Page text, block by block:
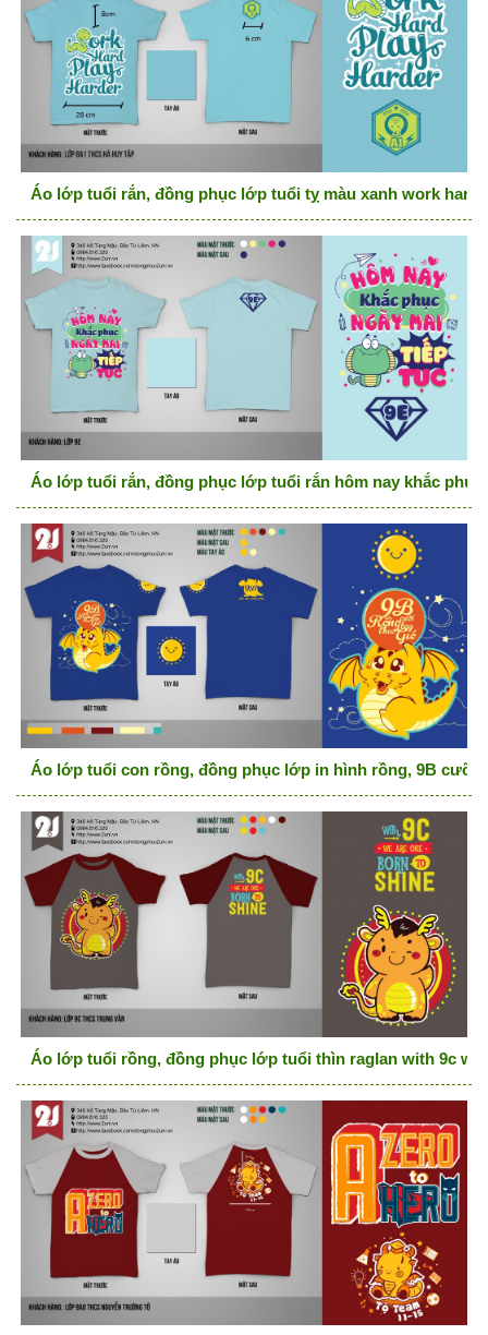
Áo lớp tuổi rắn, đồng phục lớp tuổi tỵ màu xanh work hard
Áo lớp tuổi rắn, đồng phục lớp tuổi rắn hôm nay khắc phục
Áo lớp tuổi con rồng, đồng phục lớp in hình rồng, 9B cưỡi
Áo lớp tuổi rồng, đồng phục lớp tuổi thìn raglan with 9c we